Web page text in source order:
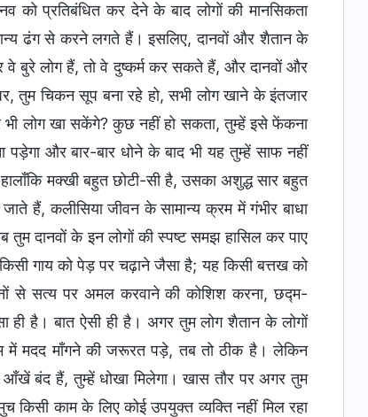
को प्रतिबंधित कर देने के बाद लोगों की मानसिकता
ढंग से करने लगते हैं। इसलिए, दानवों और शैतान के
वे बुरे लोग हैं, तो वे दुष्कर्म कर सकते हैं, और दानवों और
तुम चिकन सूप बना रहे हो, सभी लोग खाने के इंतजार
लोग खा सकेंगे? कुछ नहीं हो सकता, तुम्हें इसे फेंकना
पड़ेगा और बार-बार धोने के बाद भी यह तुम्हें साफ नहीं
मक्खी बहुत छोटी-सी है, उसका अशुद्ध सार बहुत
हैं, कलीसिया जीवन के सामान्य क्रम में गंभीर बाधा
तुम दानवों के इन लोगों की स्पष्ट समझ हासिल कर पाए
गाय को पेड़ पर चढ़ाने जैसा है; यह किसी बत्तख को
से सत्य पर अमल करवाने की कोशिश करना, छद्म-
ही है। बात ऐसी ही है। अगर तुम लोग शैतान के लोगों
में मदद माँगने की जरूरत पड़े, तब तो ठीक है। लेकिन
आँखें बंद हैं, तुम्हें धोखा मिलेगा। खास तौर पर अगर तुम
काम के लिए कोई उपयुक्त व्यक्ति नहीं मिल रहा